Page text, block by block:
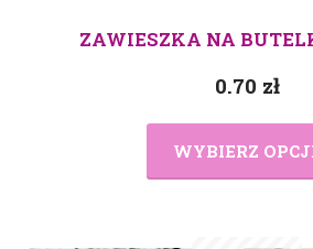
ZAWIESZKA NA
0.70 zł
WYBIERZ